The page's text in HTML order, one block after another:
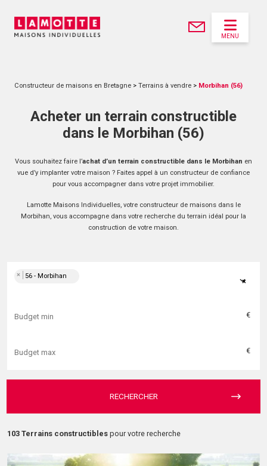
MENU
Constructeur de maisons en Bretagne > Terrains à vendre > Morbihan (56)
Acheter un terrain constructible
dans le Morbihan (56)
Vous souhaitez faire l’achat d’un terrain constructible dans le Morbihan en
vue d’y implanter votre maison ? Faites appel à un constructeur de confiance
pour vous accompagner dans votre projet immobilier.
Lamotte Maisons Individuelles, votre constructeur de maisons dans le
Morbihan, vous accompagne dans votre recherche du terrain idéal pour la
construction de votre maison.
×
× 56 - Morbihan
€
€
RECHERCHER
103 Terrains constructibles pour votre recherche